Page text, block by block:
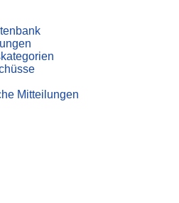
Mitteilungen